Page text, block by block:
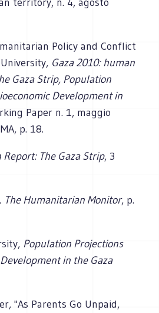
Policy and Conflict
Gaza 2010: human
Gaza Strip, Population
Development in
Paper n. 1, maggio
p. 18.
The Gaza Strip, 3
The Humanitarian Monitor, p.
Population Projections
in the Gaza
"As Parents Go Unpaid,